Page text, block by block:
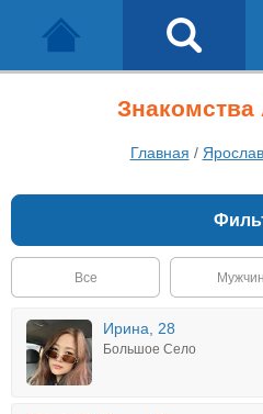
Главная /
Все
Ирина, 28
Большое Село